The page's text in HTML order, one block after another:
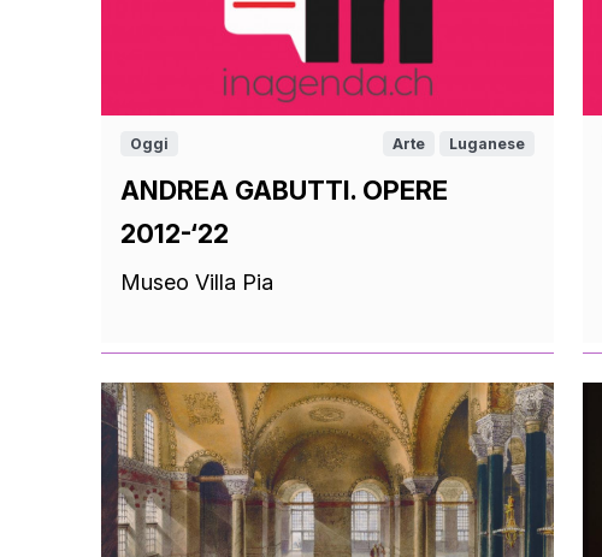
Oggi Arte Luganese
ANDREA GABUTTI. OPERE
2012-‘22
Museo Villa Pia